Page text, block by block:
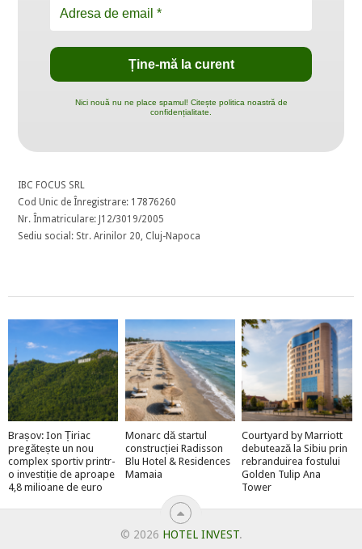
Nici nouă nu ne place spamul! Citește politica noastră de
confidențialitate.
IBC FOCUS SRL
Cod Unic de Înregistrare: 17876260
Nr. Înmatriculare: J12/3019/2005
Sediu social: Str. Arinilor 20, Cluj-Napoca
Brașov: Ion Țiriac
pregătește un nou
complex sportiv printr-
o investiție de aproape
4,8 milioane de euro
Monarc dă startul
construcției Radisson
Blu Hotel & Residences
Mamaia
Courtyard by Marriott
debutează la Sibiu prin
rebranduirea fostului
Golden Tulip Ana
Tower
© 2026 HOTEL INVEST.